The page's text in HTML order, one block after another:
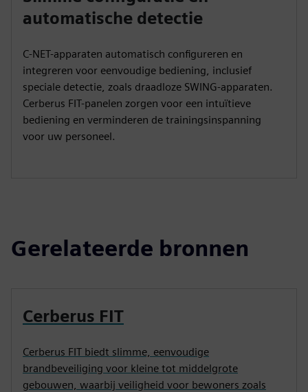
automatische detectie
C-NET-apparaten automatisch configureren en
integreren voor eenvoudige bediening, inclusief
speciale detectie, zoals draadloze SWING-apparaten.
Cerberus FIT-panelen zorgen voor een intuïtieve
bediening en verminderen de trainingsinspanning
voor uw personeel.
Gerelateerde bronnen
Cerberus FIT
Cerberus FIT biedt slimme, eenvoudige
brandbeveiliging voor kleine tot middelgrote
gebouwen, waarbij veiligheid voor bewoners zoals